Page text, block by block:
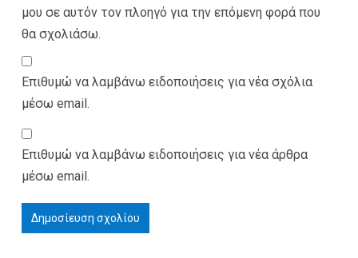
μου σε αυτόν τον πλοηγό για την επόμενη φορά που
θα σχολιάσω.
Επιθυμώ να λαμβάνω ειδοποιήσεις για νέα σχόλια
μέσω email.
Επιθυμώ να λαμβάνω ειδοποιήσεις για νέα άρθρα
μέσω email.